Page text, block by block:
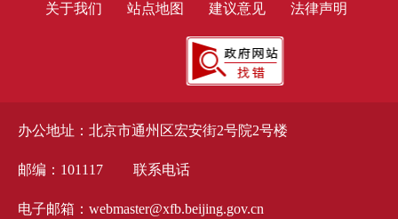
办公地址：北京市通州区宏安街2号院2号楼
邮编：101117 联系电话
电子邮箱：webmaster@xfb.beijing.gov.cn
关于我们 站点地图 建议意见 法律声明